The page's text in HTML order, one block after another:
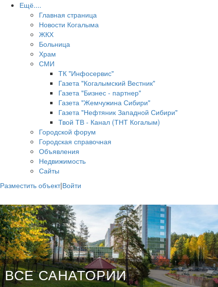
Ещё....
Главная страница
Новости Когалыма
ЖКХ
Больница
Храм
СМИ
ТК "Инфосервис"
Газета "Когалымский Вестник"
Газета "Бизнес - партнер"
Газета "Жемчужина Сибири"
Газета "Нефтяник Западной Сибири"
Твой ТВ - Канал (ТНТ Когалым)
Городской форум
Городская справочная
Объявления
Недвижимость
Сайты
Разместить объект|Войти
ВСЕ САНАТОРИИ